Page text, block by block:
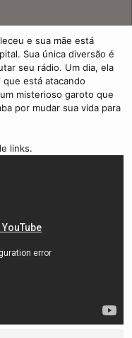
e sua mãe está
Sua única diversão é
seu rádio. Um dia, ela
que está atacando
misterioso garoto que
por mudar sua vida para
links.